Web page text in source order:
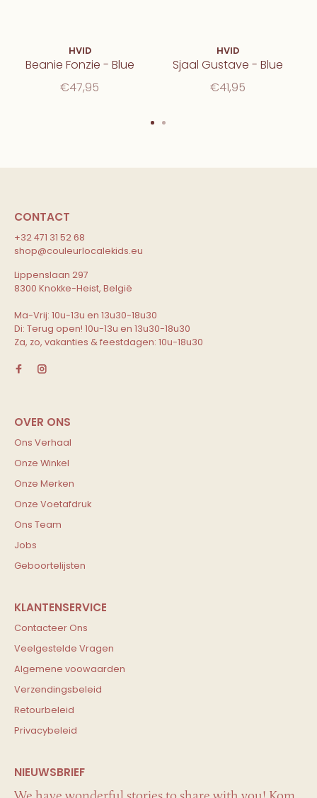
HVID
Beanie Fonzie - Blue
€47,95
HVID
Sjaal Gustave - Blue
€41,95
CONTACT
+32 471 31 52 68
shop@couleurlocalekids.eu
Lippenslaan 297
8300 Knokke-Heist, België
Ma-Vrij: 10u-13u en 13u30-18u30
Di: Terug open! 10u-13u en 13u30-18u30
Za, zo, vakanties & feestdagen: 10u-18u30
Ons Verhaal
Onze Winkel
Onze Merken
Onze Voetafdruk
Ons Team
Jobs
Geboortelijsten
Contacteer Ons
Veelgestelde Vragen
Algemene voowaarden
Verzendingsbeleid
Retourbeleid
Privacybeleid